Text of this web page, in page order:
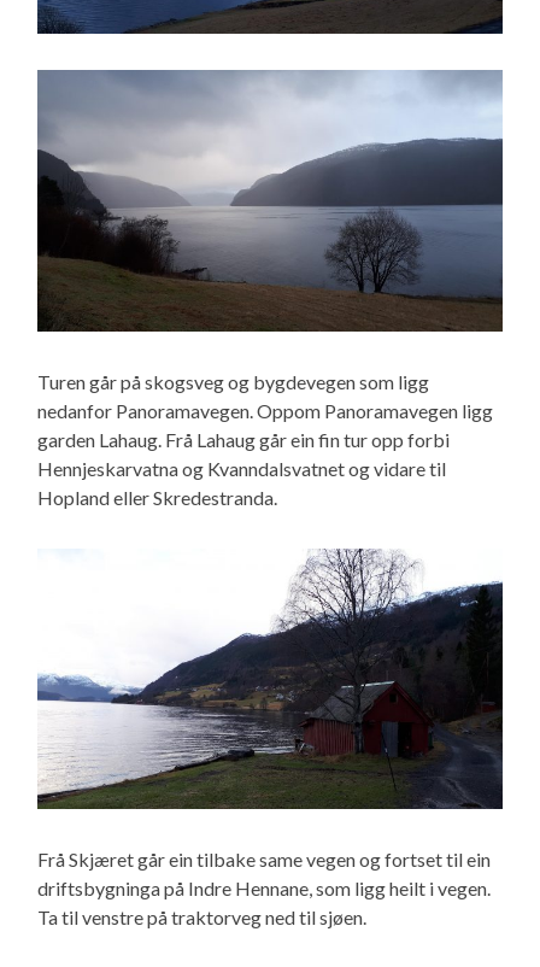
Turen går på skogsveg og bygdevegen som ligg
nedanfor Panoramavegen. Oppom Panoramavegen ligg
garden Lahaug. Frå Lahaug går ein fin tur opp forbi
Hennjeskarvatna og Kvanndalsvatnet og vidare til
Hopland eller Skredestranda.
Frå Skjæret går ein tilbake same vegen og fortset til ein
driftsbygninga på Indre Hennane, som ligg heilt i vegen.
Ta til venstre på traktorveg ned til sjøen.